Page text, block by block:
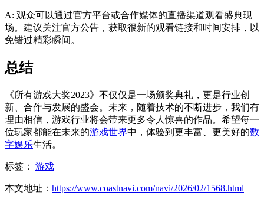
A: 观众可以通过官方平台或合作媒体的直播渠道观看盛典现
场。建议关注官方公告，获取很新的观看链接和时间安排，以
免错过精彩瞬间。
总结
《所有游戏大奖2023》不仅仅是一场颁奖典礼，更是行业创
新、合作与发展的盛会。未来，随着技术的不断进步，我们有
理由相信，游戏行业将会带来更多令人惊喜的作品。希望每一
位玩家都能在未来的游戏世界中，体验到更丰富、更美好的数
字娱乐生活。
标签： 游戏
本文地址： https://www.coastnavi.com/navi/2026/02/1568.html